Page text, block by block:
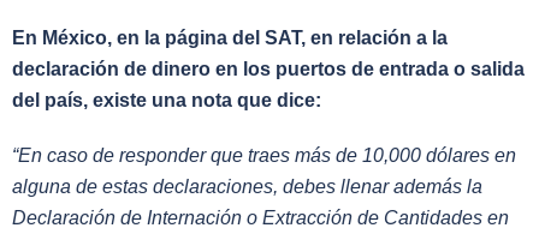
En México, en la página del SAT, en relación a la
declaración de dinero en los puertos de entrada o salida
del país, existe una nota que dice:
“En caso de responder que traes más de 10,000 dólares en
alguna de estas declaraciones, debes llenar además la
Declaración de Internación o Extracción de Cantidades en